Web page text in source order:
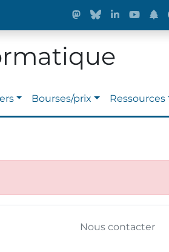
Bourses/prix Ressources
Nous contacter